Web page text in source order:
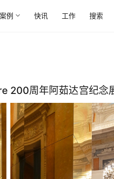
案例 快讯 工作 搜索
200周年阿茹达宫纪念